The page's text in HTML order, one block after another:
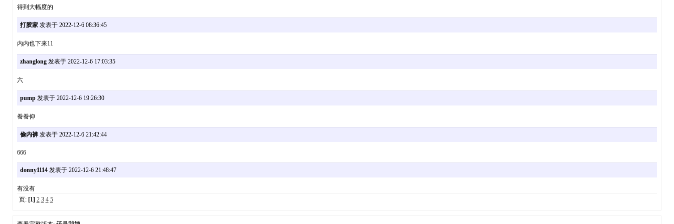
得到大幅度的
打胶家发表于 2022-12-6 08:36:45
内内也下来11
zhanglong发表于 2022-12-6 17:03:35
六
pump发表于 2022-12-6 19:26:30
飬飬仰
偷内裤发表于 2022-12-6 21:42:44
666
donny1114发表于 2022-12-6 21:48:47
有没有
页: [1] 2 3 4 5